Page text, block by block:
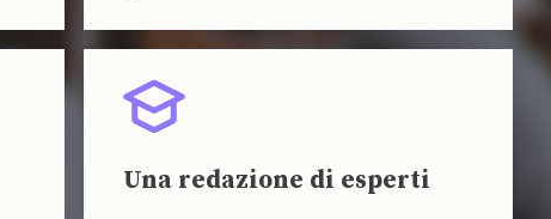
Una redazione di esperti